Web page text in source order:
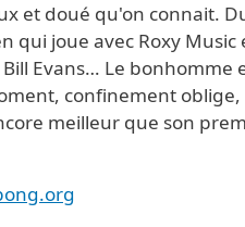
et doué qu'on connait.
qui joue avec Roxy
Evans… Le bonhomme
confinement oblige,
meilleur que son